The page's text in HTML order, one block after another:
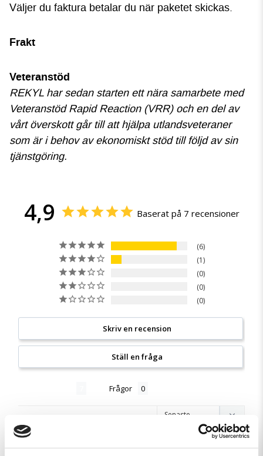
Väljer du faktura betalar du när paketet skickas.
Frakt
Veteranstöd
REKYL har sedan starten ett nära samarbete med
Veteranstöd Rapid Reaction (VRR) och en del av
vårt överskott går till att hjälpa utlandsveteraner
som är i behov av ekonomiskt stöd till följd av sin
tjänstgöring.
4,9 Baserat på 7 recensioner
6
1
0
0
0
Skriv en recension
Ställ en fråga
Frågor
Loading more...